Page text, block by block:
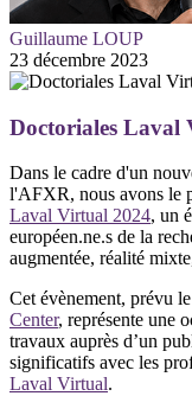
Guillaume LOUP
23 décembre 2023
Doctoriales Laval
Dans le cadre d'un
l'AFXR, nous avons le
Laval Virtual 2024, un
européen.ne.s de la
augmentée, réalité
Cet évènement, prévu le
Center, représente une
travaux auprès d’un
significatifs avec les
Laval Virtual.